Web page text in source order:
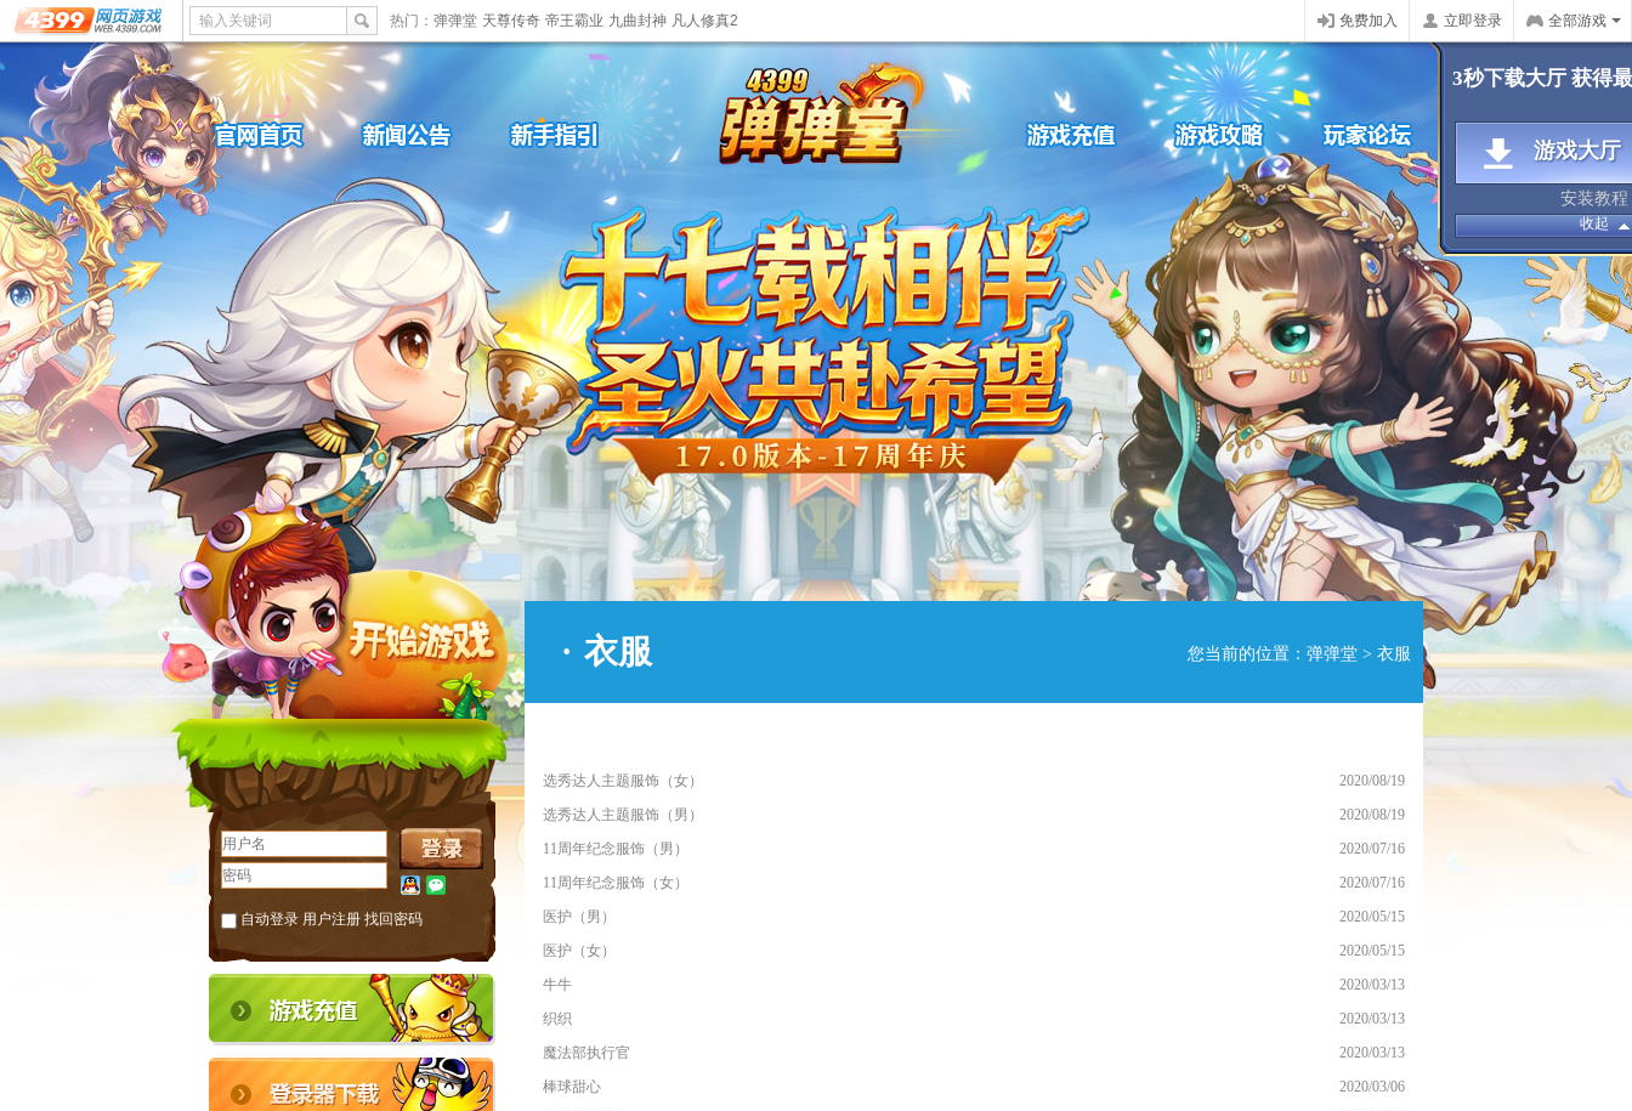
输入关键词 热门： 弹弹堂 天尊传奇 帝王霸业 九曲封神 凡人修真2 免费加入 立即登录 全部游戏
3秒下载大厅 获得
游戏大厅
安装教程
收起
自动登录 用户注册 找回密码
您当前的位置： 弹弹堂 > 衣服
· 衣服
2020/08/19
选秀达人主题服饰（女）
2020/08/19
选秀达人主题服饰（男）
2020/07/16
11周年纪念服饰（男）
2020/07/16
11周年纪念服饰（女）
2020/05/15
医护（男）
2020/05/15
医护（女）
2020/03/13
牛牛
2020/03/13
织织
2020/03/13
魔法部执行官
2020/03/06
棒球甜心